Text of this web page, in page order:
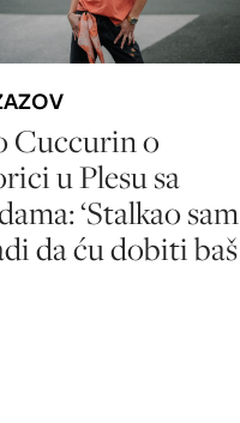
Cuccurin o
u Plesu sa
‘Stalkao sam
da ću dobiti baš